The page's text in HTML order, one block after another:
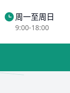
周一至周日
9:00-18:00